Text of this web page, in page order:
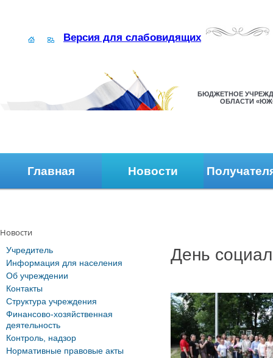
Версия для слабовидящих
БЮДЖЕТНОЕ
ОБЛАСТИ
Главная Новости
Новости
День
Учредитель
Информация для населения
Об учреждении
Контакты
Структура учреждения
Финансово-хозяйственная
деятельность
Контроль, надзор
Нормативные правовые акты